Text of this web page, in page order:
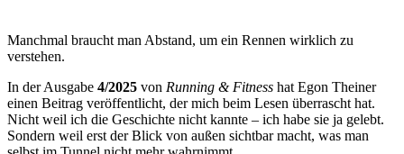
Manchmal braucht man Abstand, um ein Rennen wirklich zu
verstehen.
In der Ausgabe 4/2025 von Running & Fitness hat Egon Theiner
einen Beitrag veröffentlicht, der mich beim Lesen überrascht hat.
Nicht weil ich die Geschichte nicht kannte – ich habe sie ja gelebt.
Sondern weil erst der Blick von außen sichtbar macht, was man